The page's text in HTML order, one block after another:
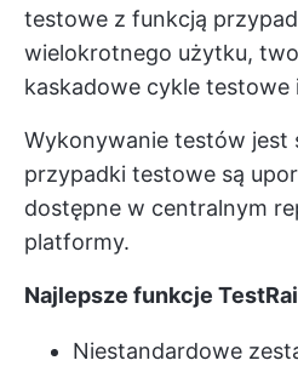
testowe z funkcją
wielokrotnego użytku,
kaskadowe cykle testowe
Wykonywanie testów jest
przypadki testowe są
dostępne w centralnym
platformy.
Najlepsze funkcje
Niestandardowe